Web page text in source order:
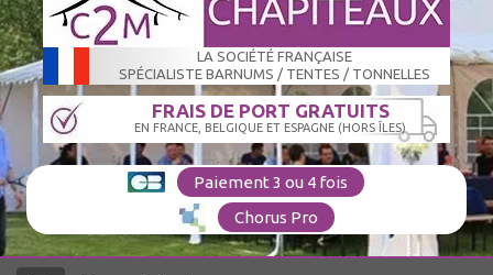
LA SOCIÉTÉ FRANÇAISE
SPÉCIALISTE BARNUMS / TENTES / TONNELLES
FRAIS DE PORT GRATUITS
EN FRANCE, BELGIQUE ET ESPAGNE (HORS ÎLES)
Paiement 3 ou 4 fois
Chorus Pro